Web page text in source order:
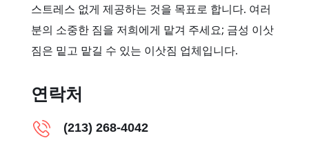
스트레스 없게 제공하는 것을 목표로 합니다. 여러
분의 소중한 짐을 저희에게 맡겨 주세요; 금성 이삿
짐은 밑고 맡길 수 있는 이삿짐 업체입니다.
연락처
(213) 268-4042